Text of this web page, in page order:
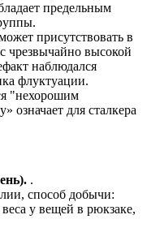
предельным
присутствовать в
чрезвычайно высокой
наблюдался
флуктуации.
"нехорошим
означает для сталкера
.
способ добычи:
у вещей в рюкзаке,